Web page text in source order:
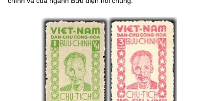
Địa chỉ: Ban Biên tập Cổng TTĐT - 18 Nguyễn Du, TP. Hà Nội
Điện thoại: 024 3936 9506
stc@mst.gov.vn
©2026 Bản quyền thuộc Bộ Khoa Học và Công Nghệ
(Ghi rõ nguồn "https://mst.gov.vn" khi phát hành lại thông tin từ
website này)